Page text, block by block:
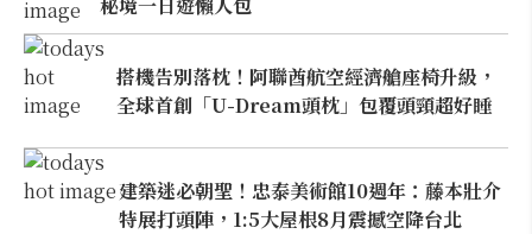
搭機告別落枕！阿聯酋航空經濟艙座椅升級，
全球首創「U-Dream頭枕」包覆頭頸超好睡
建築迷必朝聖！忠泰美術館10週年：藤本壯介
特展打頭陣，1:5大屋根8月震撼空降台北